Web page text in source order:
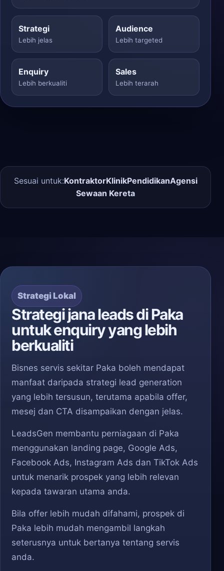
Strategi
Lebih jelas
Audience
Lebih targeted
Enquiry
Lebih berkualiti
Sales
Lebih terarah
Sesuai untuk:KontraktorKlinikPendidikanAgensi
Sewaan Kereta
Strategi Lokal
Strategi jana leads di Paka
untuk enquiry yang lebih
berkualiti
Bisnes servis sekitar Paka boleh mendapat
manfaat daripada strategi lead generation
yang lebih tersusun, terutama apabila offer,
mesej dan CTA disampaikan dengan jelas.
LeadsGen membantu perniagaan di Paka
menggunakan landing page, Google Ads,
Facebook Ads, Instagram Ads dan TikTok Ads
untuk menarik prospek yang lebih relevan
kepada tawaran utama anda.
Bila offer lebih mudah difahami, prospek di
Paka lebih mudah mengambil langkah
seterusnya untuk bertanya tentang servis
anda.